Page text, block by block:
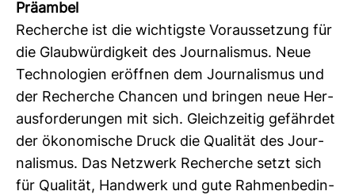
Prä­ambel
Recherche ist die wich­tigste Vor­aus­set­zung für
die Glaub­wür­dig­keit des Jour­na­lismus. Neue
Tech­no­lo­gien eröffnen dem Jour­na­lismus und
der Recherche Chancen und bringen neue Her­
aus­for­de­rungen mit sich. Gleich­zeitig gefährdet
der öko­no­mi­sche Druck die Qua­lität des Jour­
na­lismus. Das Netz­werk Recherche setzt sich
für Qua­lität, Hand­werk und gute Rah­men­be­din­